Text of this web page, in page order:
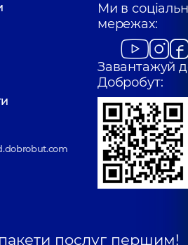
Ми в
мережах:
Завантажуй
Добробут:
послуг першим!